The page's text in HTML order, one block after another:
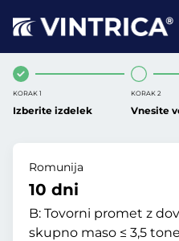
KORAK 1
Izberite izdelek
KORAK 2
Vnesite
Romunija
10 dni
B: Tovorni promet z
skupno maso ≤ 3,5 tone